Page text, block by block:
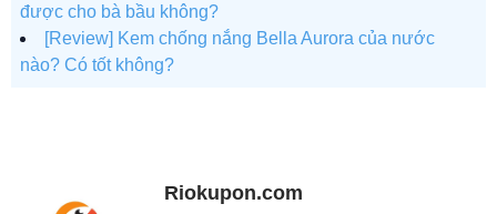
được cho bà bầu không?
[Review] Kem chống nắng Bella Aurora của nước
nào? Có tốt không?
Riokupon.com